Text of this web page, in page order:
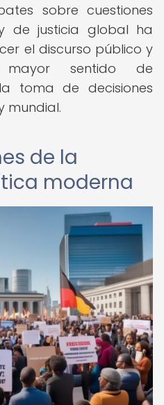
sobre cuestiones
de justicia global ha
el discurso público y
sentido de
toma de decisiones
mundial.
de la
moderna